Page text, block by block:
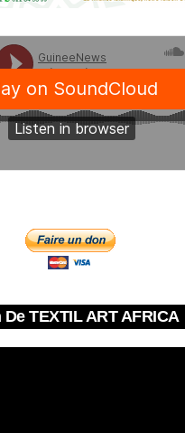
TEXTIL ART AFRICA